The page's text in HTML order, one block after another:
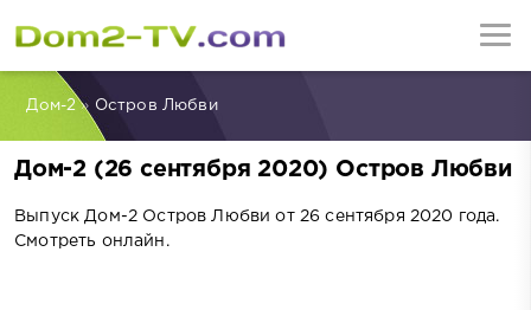
Дом-2» Остров Любви
Дом-2 (26 сентября 2020) Остров Любви
Выпуск Дом-2 Остров Любви от 26 сентября 2020 года.
Смотреть онлайн.